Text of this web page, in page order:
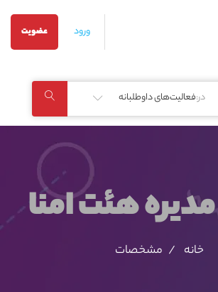
ورود عضویت
در:فعالیت‌های داوطلبانه
هئت امنا
خانه مشخصات